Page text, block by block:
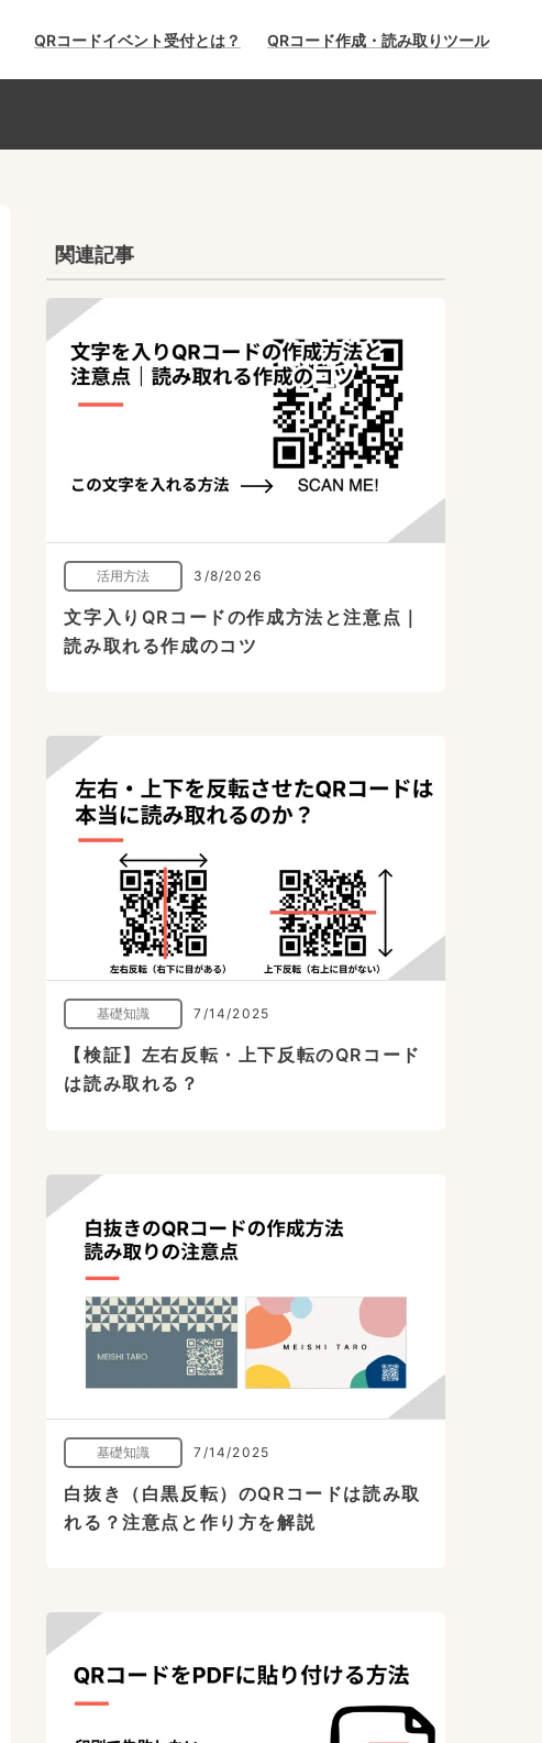
QRコードイベント受付とは？ QRコード作成・読み取りツール
関連記事
活用方法 3/8/2026
文字入りQRコードの作成方法と注意点｜
読み取れる作成のコツ
基礎知識 7/14/2025
【検証】左右反転・上下反転のQRコード
は読み取れる？
基礎知識 7/14/2025
白抜き（白黒反転）のQRコードは読み取
れる？注意点と作り方を解説